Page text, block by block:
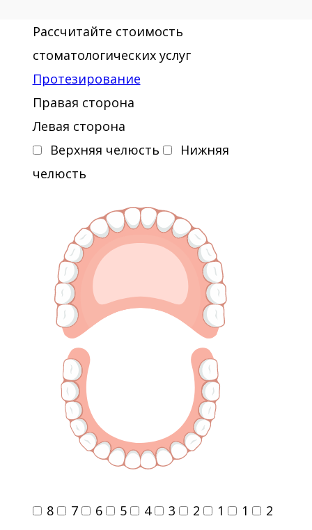
Рассчитайте стоимость
стоматологических услуг
Протезирование
Правая сторона
Левая сторона
Верхняя челюсть
Нижняя
челюсть
8 7 6 5 4 3 2 1 1
2